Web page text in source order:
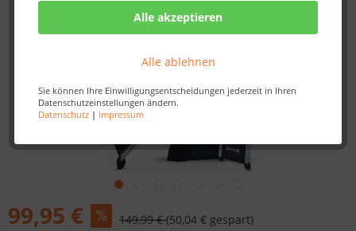
Alle akzeptieren
Alle ablehnen
Sie können Ihre Einwilligungsentscheidungen jederzeit in Ihren
Datenschutzeinstellungen ändern.
Datenschutz| Impressum
99,95 € 149,99 €(50,04 € gespart)